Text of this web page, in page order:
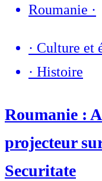
Roumanie ·
· Culture et
· Histoire
Roumanie :
projecteur
Securitate